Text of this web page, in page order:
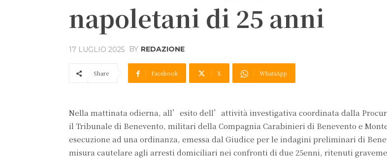
napoletani di 25 anni
17 LUGLIO 2025 BY REDAZIONE
Share Facebook X WhatsApp
Nella mattinata odierna, all’esito dell’attività investigativa coordinata dalla
il Tribunale di Benevento, militari della Compagnia Carabinieri di Benevento e
esecuzione ad una ordinanza, emessa dal Giudice per le indagini preliminari di
misura cautelare agli arresti domiciliari nei confronti di due 25enni, ritenuti